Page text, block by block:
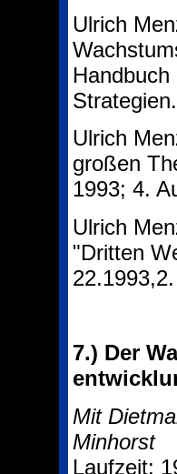
Ulrich
Ulrich
großen
1993; 4.
Ulrich
"Dritten
7.) Der
Mit
Minhorst
Laufzeit: